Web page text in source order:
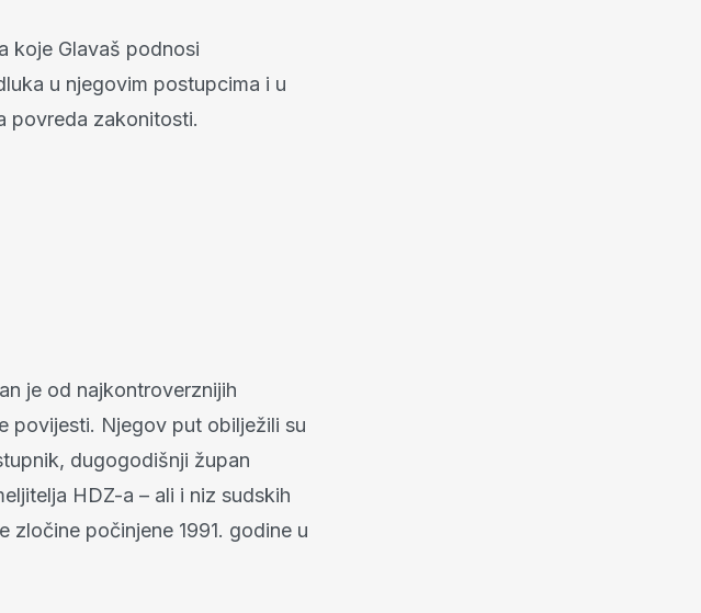
koje Glavaš podnosi
u njegovim postupcima i u
povreda zakonitosti.
je od najkontroverznijih
povijesti. Njegov put obilježili su
dugogodišnji župan
HDZ-a – ali i niz sudskih
zločine počinjene 1991. godine u